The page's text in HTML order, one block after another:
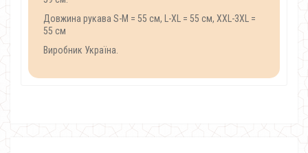
Довжина рукава S-M = 55 см, L-XL = 55 см, XXL-3XL =
55 см
Виробник Україна.